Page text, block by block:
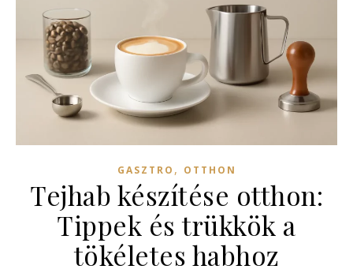
GASZTRO , OTTHON
Tejhab készítése otthon:
Tippek és trükkök a
tökéletes habhoz